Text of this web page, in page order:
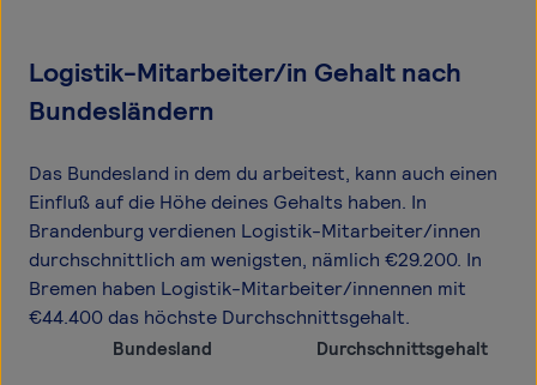
Logistik-Mitarbeiter/in Gehalt nach
Bundesländern
Das Bundesland in dem du arbeitest, kann auch einen
Einfluß auf die Höhe deines Gehalts haben. In
Brandenburg verdienen Logistik-Mitarbeiter/innen
durchschnittlich am wenigsten, nämlich €29.200. In
Bremen haben Logistik-Mitarbeiter/innennen mit
€44.400 das höchste Durchschnittsgehalt.
Bundesland Durchschnittsgehalt